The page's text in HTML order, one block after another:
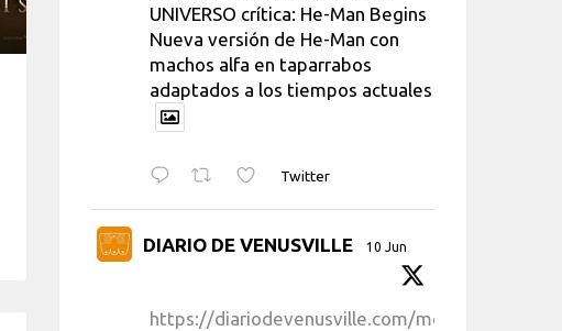
UNIVERSO crítica: He-Man Begins
Nueva versión de He-Man con
machos alfa en taparrabos
adaptados a los tiempos actuales
Twitter
DIARIO DE VENUSVILLE 10 Jun
https://diariodevenusville.com/mortal-